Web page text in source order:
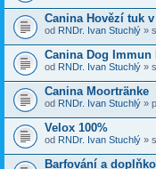
Canina Hovězí tuk
od RNDr. Ivan Stuchlý »
Canina Dog Immun
od RNDr. Ivan Stuchlý »
Canina Moortränke
od RNDr. Ivan Stuchlý »
Velox 100%
od RNDr. Ivan Stuchlý »
Barfování a